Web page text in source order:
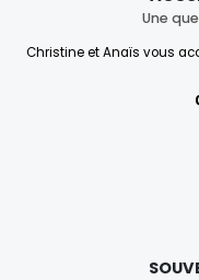
Une
Christine et Anaïs vous